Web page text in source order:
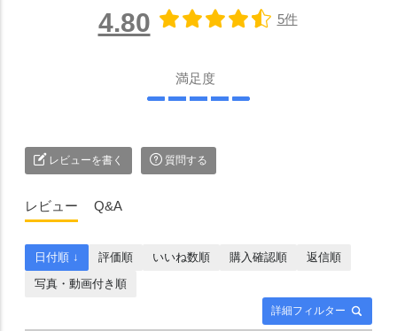
4.80 5件
満足度
レビューを書く 質問する
レビュー Q&A
詳細フィルター
日付順 ↓ 評価順 いいね数順 購入確認順
返信順
写真・動画付き順